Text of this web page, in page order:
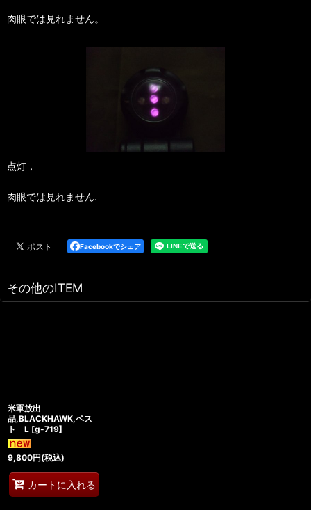
肉眼では見れません。
点灯，
肉眼では見れません.
Facebookでシェア
その他のITEM
米軍放出
品,BLACKHAWK,ベス
ト L [g-719]
9,800円(税込)
カートに入れる